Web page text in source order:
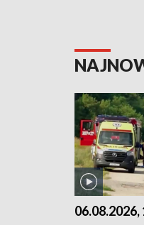
06.08.2026,